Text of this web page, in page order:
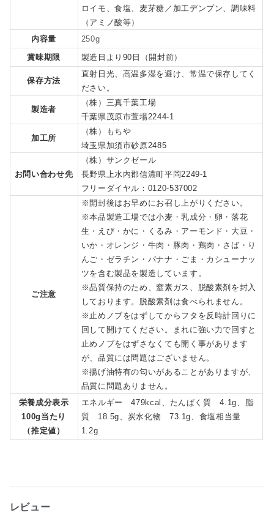
ロイモ、食塩、麦芽糖／加工デンプン、調味料
（アミノ酸等）
内容量
250g
賞味期限
製造日より90日（開封前）
保存方法
直射日光、高温多湿を避け、常温で保存してく
ださい。
製造者
（株）三真千葉工場
千葉県茂原市萱場2244-1
加工所
（株）もちや
埼玉県加須市砂原2485
お問い合わせ先
（株）サンクゼール
長野県上水内郡信濃町平岡2249-1
フリーダイヤル：0120-537002
ご注意
※開封後はお早めにお召し上がりください。
※本品製造工場では小麦・乳成分・卵・落花
生・えび・かに・くるみ・アーモンド・大豆・
いか・オレンジ・牛肉・豚肉・鶏肉・さば・り
んご・ゼラチン・バナナ・ごま・カシューナッ
ツを含む製品を製造しています。
※品質保持のため、窒素ガス、脱酸素剤を封入
しております。脱酸素剤は食べられません。
※止めノブをはずしてからフタを反時計回りに
回して開けてください。まれに強い力で回すと
止めノブをはずさなくても開く事があります
が、品質には問題はございません。
※揚げ油特有の匂いがあることがありますが、
品質に問題ありません。
栄養成分表示
100g当たり
（推定値）
エネルギー 479kcal、たんぱく質 4.1g、脂
質 18.5g、炭水化物 73.1g、食塩相当量
1.2g
レビュー